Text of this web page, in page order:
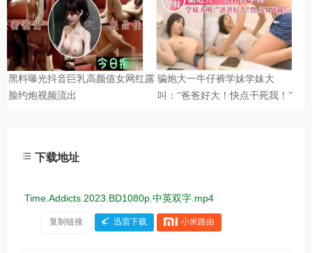
下载地址
Time.Addicts.2023.BD1080p.中英双字.mp4
复制链接 迅雷下载 小米路由